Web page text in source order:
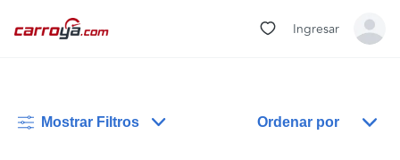
Ingresar
Mostrar Filtros Ordenar por